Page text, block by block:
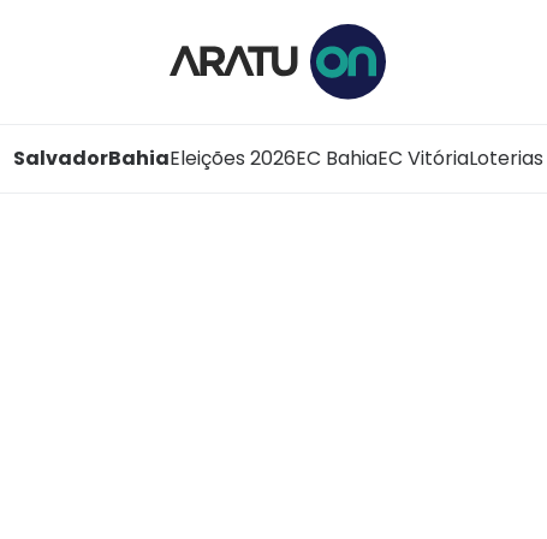
SalvadorBahiaEleições 2026EC BahiaEC VitóriaLoterias